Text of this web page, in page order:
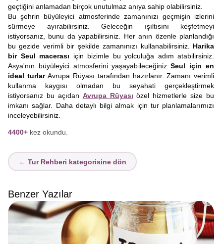
geçtiğini anlamadan birçok unutulmaz anıya sahip olabilirsiniz.
Bu şehrin büyüleyici atmosferinde zamanınızı geçmişin izlerini
sürmeye ayırabilirsiniz. Geleceğin ışıltısını keşfetmeyi
istiyorsanız, bunu da yapabilirsiniz. Her anın özenle planlandığı
bu gezide verimli bir şekilde zamanınızı kullanabilirsiniz. Harika
bir Seul macerası için bizimle bu yolculuğa adım atabilirsiniz.
Asya'nın büyüleyici atmosferini yaşayabileceğinizSeul için en
ideal turlarAvrupa Rüyası tarafından hazırlanır. Zamanı verimli
kullanma kaygısı olmadan bu seyahati gerçekleştirmek
istiyorsanız bu açıdan Avrupa Rüyası özel hizmetlerle size bu
imkanı sağlar. Daha detaylı bilgi almak için tur planlamalarımızı
inceleyebilirsiniz.
4400+ kez okundu.
← Tur Rehberi kategorisine dön
Benzer Yazılar